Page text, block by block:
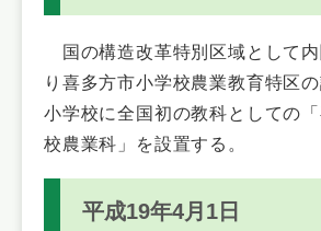
国の構造改革特別区域として内
り喜多方市小学校農業教育特区の
小学校に全国初の教科としての
校農業科」を設置する。
平成19年4月1日